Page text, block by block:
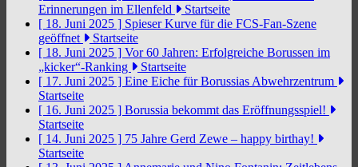
Erinnerungen im Ellenfeld
Startseite
[ 18. Juni 2025 ] Spieser Kurve für die FCS-Fan-Szene
geöffnet
Startseite
[ 18. Juni 2025 ] Vor 60 Jahren: Erfolgreiche Borussen im
„kicker“-Ranking
Startseite
[ 17. Juni 2025 ] Eine Eiche für Borussias Abwehrzentrum
Startseite
[ 16. Juni 2025 ] Borussia bekommt das Eröffnungsspiel!
Startseite
[ 14. Juni 2025 ] 75 Jahre Gerd Zewe – happy birthay!
Startseite